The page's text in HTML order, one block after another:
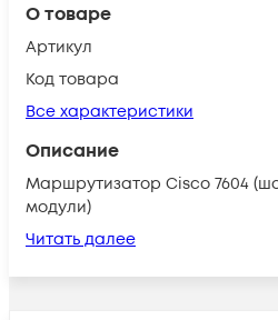
О товаре
Артикул
Код товара
Все характеристики
Описание
Маршрутизатор Cisco 7604
модули)
Читать далее